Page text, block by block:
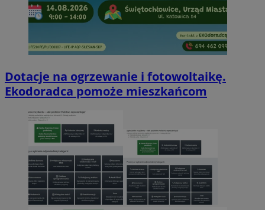
Dotacje na ogrzewanie i fotowoltaikę.
Ekodoradca pomoże mieszkańcom